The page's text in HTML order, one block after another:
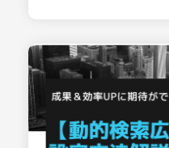
いた」、という経験はありませんか？ 広
そうなものでなくても、ク
信がなされていた場合、